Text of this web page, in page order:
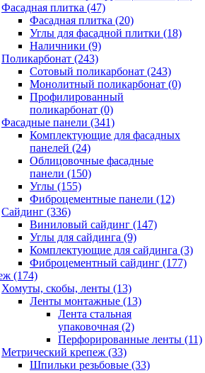
Фасадная плитка (47)
Фасадная плитка (20)
Углы для фасадной плитки (18)
Наличники (9)
Поликарбонат (243)
Сотовый поликарбонат (243)
Монолитный поликарбонат (0)
Профилированный
поликарбонат (0)
Фасадные панели (341)
Комплектующие для фасадных
панелей (24)
Облицовочные фасадные
панели (150)
Углы (155)
Фиброцементные панели (12)
Сайдинг (336)
Виниловый сайдинг (147)
Углы для сайдинга (9)
Комплектующие для сайдинга (3)
Фиброцементный сайдинг (177)
(174)
Хомуты, скобы, ленты (13)
Ленты монтажные (13)
Лента стальная
упаковочная (2)
Перфорированные ленты (11)
Метрический крепеж (33)
Шпильки резьбовые (33)